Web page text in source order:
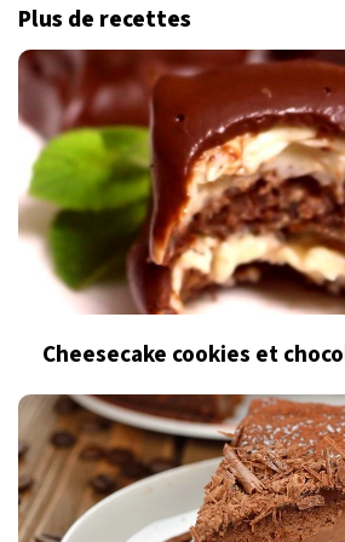
Plus de recettes
Cheesecake cookies et